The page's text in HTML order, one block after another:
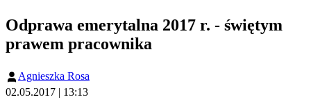
Odprawa emerytalna 2017 r. - świętym
prawem pracownika
Agnieszka Rosa
02.05.2017 | 13:13